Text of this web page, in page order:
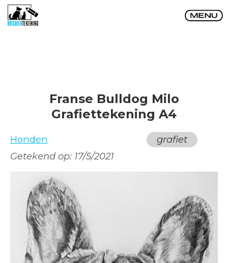
Franse Bulldog Milo
Grafiettekening A4
Honden
grafiet
Getekend op: 17/5/2021